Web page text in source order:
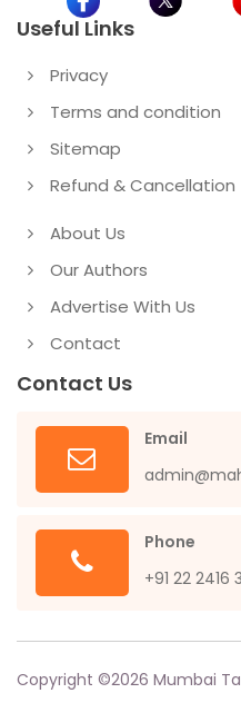
Useful Links
Privacy
Terms and condition
Sitemap
Refund & Cancellation
About Us
Our Authors
Advertise With Us
Contact
Contact Us
Email
Phone
+91 22 2416
Copyright ©2026 Mumbai